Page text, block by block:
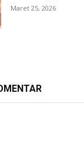
Maret 25, 2026